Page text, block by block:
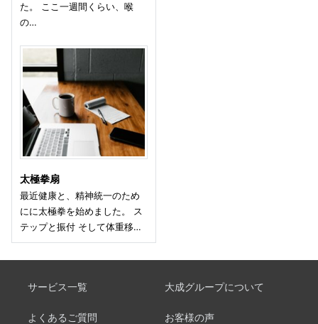
た。 ここ一週間くらい、喉
の…
太極拳扇
最近健康と、精神統一のため
にに太極拳を始めました。 ス
テップと振付 そして体重移…
サービス一覧 大成グループについて
よくあるご質問 お客様の声